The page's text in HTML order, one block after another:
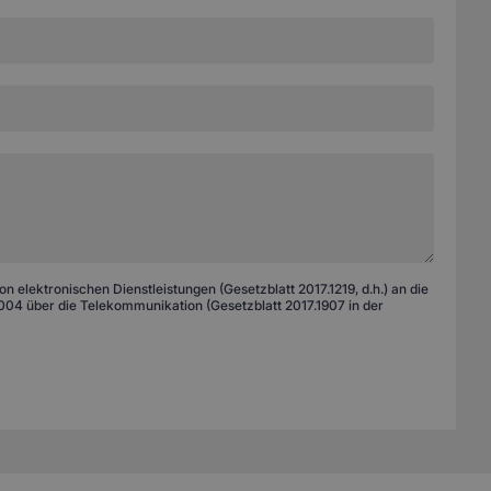
Dienstleistungen (Gesetzblatt 2017.1219, d.h.) an die
über die Telekommunikation (Gesetzblatt 2017.1907 in der